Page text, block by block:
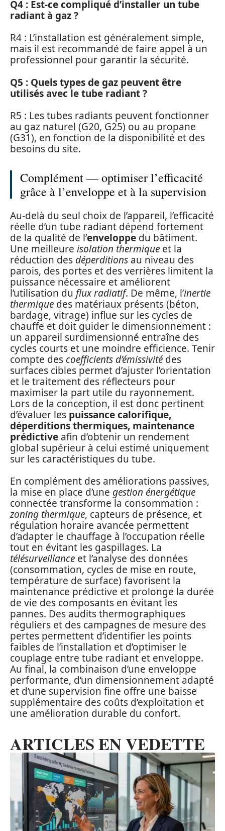
Q4 : Est-ce compliqué d’installer un tube
radiant à gaz ?
R4 : L’installation est généralement simple,
mais il est recommandé de faire appel à un
professionnel pour garantir la sécurité.
Q5 : Quels types de gaz peuvent être
utilisés avec le tube radiant ?
R5 : Les tubes radiants peuvent fonctionner
au gaz naturel (G20, G25) ou au propane
(G31), en fonction de la disponibilité et des
besoins du site.
Complément — optimiser l’efficacité
grâce à l’enveloppe et à la supervision
Au-delà du seul choix de l’appareil, l’efficacité
réelle d’un tube radiant dépend fortement
de la qualité de l’enveloppe du bâtiment.
Une meilleure isolation thermique et la
réduction des déperditions au niveau des
parois, des portes et des verrières limitent la
puissance nécessaire et améliorent
l’utilisation du flux radiatif. De même, l’inertie
thermique des matériaux présents (béton,
bardage, vitrage) influe sur les cycles de
chauffe et doit guider le dimensionnement :
un appareil surdimensionné entraîne des
cycles courts et une moindre efficience. Tenir
compte des coefficients d’émissivité des
surfaces cibles permet d’ajuster l’orientation
et le traitement des réflecteurs pour
maximiser la part utile du rayonnement.
Lors de la conception, il est donc pertinent
d’évaluer les puissance calorifique,
déperditions thermiques, maintenance
prédictive afin d’obtenir un rendement
global supérieur à celui estimé uniquement
sur les caractéristiques du tube.
En complément des améliorations passives,
la mise en place d’une gestion énergétique
connectée transforme la consommation :
zoning thermique, capteurs de présence, et
régulation horaire avancée permettent
d’adapter le chauffage à l’occupation réelle
tout en évitant les gaspillages. La
télésurveillance et l’analyse des données
(consommation, cycles de mise en route,
température de surface) favorisent la
maintenance prédictive et prolonge la durée
de vie des composants en évitant les
pannes. Des audits thermographiques
réguliers et des campagnes de mesure des
pertes permettent d’identifier les points
faibles de l’installation et d’optimiser le
couplage entre tube radiant et enveloppe.
Au final, la combinaison d’une enveloppe
performante, d’un dimensionnement adapté
et d’une supervision fine offre une baisse
supplémentaire des coûts d’exploitation et
une amélioration durable du confort.
ARTICLES EN VEDETTE